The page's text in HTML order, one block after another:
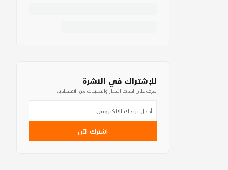
للإشتراك في النشرة
تعرف على أحدث الأخبار والتحليلات من الاقتصادية
اشترك الآن